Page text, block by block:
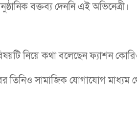
বক্তব্য দেননি এই অভিনেত্রী।
নিয়ে কথা বলেছেন ফ্যাশন
তিনিও সামাজিক যোগাযোগ